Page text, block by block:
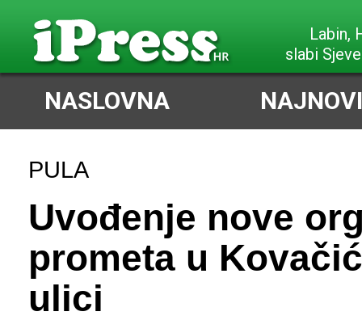
Labin,
slabi
NASLOVNA
PULA
Uvođenje nove
prometa u
ulici